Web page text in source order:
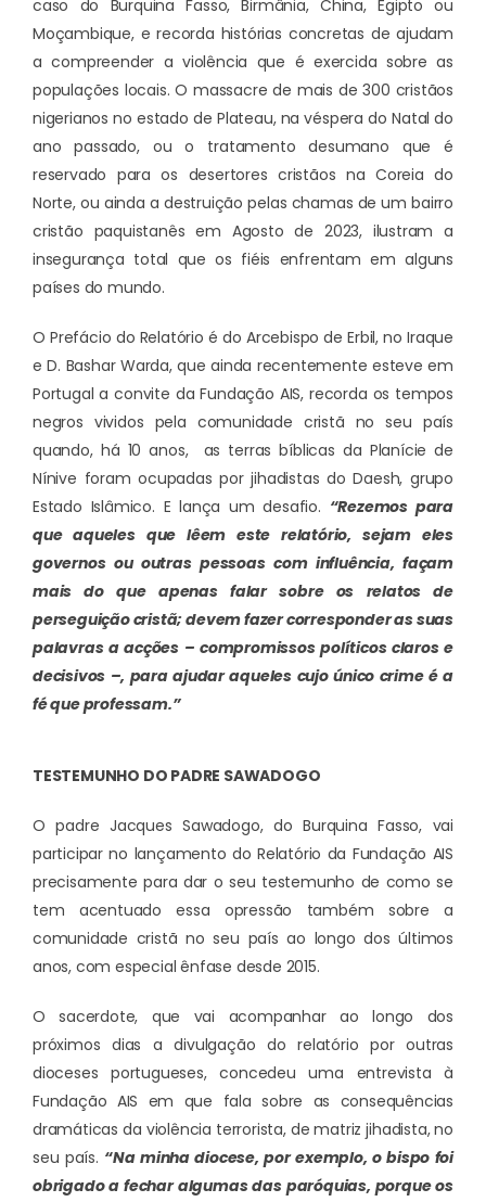
caso do Burquina Fasso, Birmânia, China, Egipto ou
Moçambique, e recorda histórias concretas de ajudam
a compreender a violência que é exercida sobre as
populações locais. O massacre de mais de 300 cristãos
nigerianos no estado de Plateau, na véspera do Natal do
ano passado, ou o tratamento desumano que é
reservado para os desertores cristãos na Coreia do
Norte, ou ainda a destruição pelas chamas de um bairro
cristão paquistanês em Agosto de 2023, ilustram a
insegurança total que os fiéis enfrentam em alguns
países do mundo.
O Prefácio do Relatório é do Arcebispo de Erbil, no Iraque
e D. Bashar Warda, que ainda recentemente esteve em
Portugal a convite da Fundação AIS, recorda os tempos
negros vividos pela comunidade cristã no seu país
quando, há 10 anos, as terras bíblicas da Planície de
Nínive foram ocupadas por jihadistas do Daesh, grupo
Estado Islâmico. E lança um desafio. “Rezemos para
que aqueles que lêem este relatório, sejam eles
governos ou outras pessoas com influência, façam
mais do que apenas falar sobre os relatos de
perseguição cristã; devem fazer corresponder as suas
palavras a acções – compromissos políticos claros e
decisivos –, para ajudar aqueles cujo único crime é a
fé que professam.”
TESTEMUNHO DO PADRE SAWADOGO
O padre Jacques Sawadogo, do Burquina Fasso, vai
participar no lançamento do Relatório da Fundação AIS
precisamente para dar o seu testemunho de como se
tem acentuado essa opressão também sobre a
comunidade cristã no seu país ao longo dos últimos
anos, com especial ênfase desde 2015.
O sacerdote, que vai acompanhar ao longo dos
próximos dias a divulgação do relatório por outras
dioceses portugueses, concedeu uma entrevista à
Fundação AIS em que fala sobre as consequências
dramáticas da violência terrorista, de matriz jihadista, no
seu país. “Na minha diocese, por exemplo, o bispo foi
obrigado a fechar algumas das paróquias, porque os